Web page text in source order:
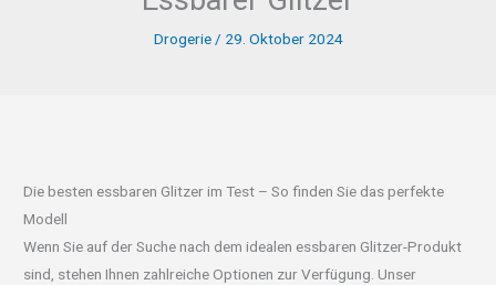
Drogerie/ 29. Oktober 2024
Die besten essbaren Glitzer im Test – So finden Sie das perfekte
Modell
Wenn Sie auf der Suche nach dem idealen essbaren Glitzer-Produkt
sind, stehen Ihnen zahlreiche Optionen zur Verfügung. Unser